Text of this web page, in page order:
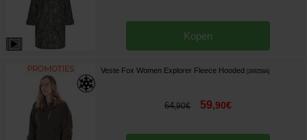
Kopen
Veste Fox Women Explorer Fleece Hooded 269258A]
64,90€ 59,90€